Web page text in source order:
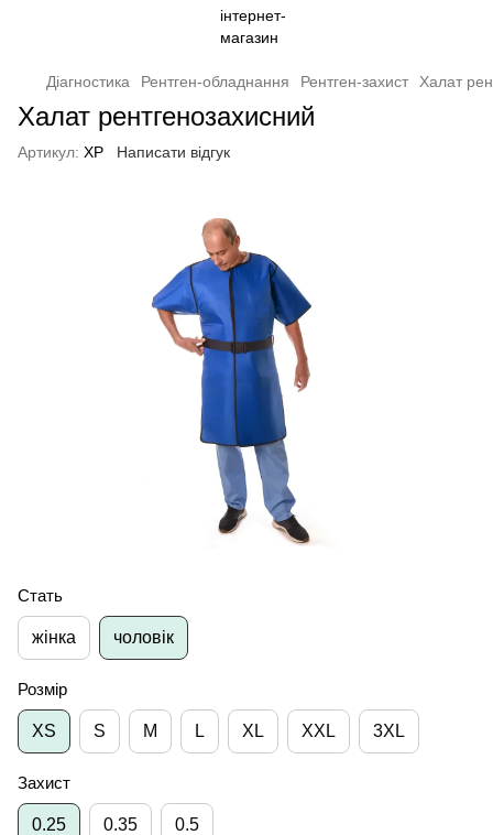
Діагностика Рентген-обладнання Рентген-захист Халат
Халат рентгенозахисний
Артикул: ХР Написати відгук
Стать
жінка чоловік
Розмір
XS S M L XL XXL 3XL
Захист
0.25 0.35 0.5